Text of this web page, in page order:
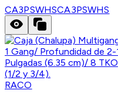
CA3PSWHSCA3PSWHS
RACO